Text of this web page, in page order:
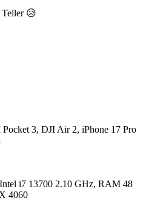
Teller 😥
3, DJI Air 2, iPhone 17 Pro
i7 13700 2.10 GHz, RAM 48
4060